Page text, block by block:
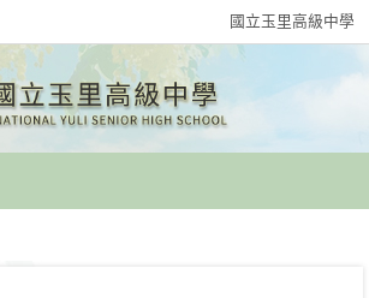
國立玉里高級中學